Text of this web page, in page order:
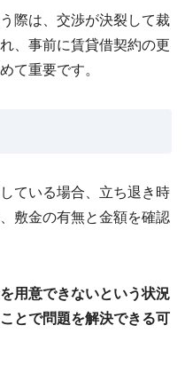
際は、交渉が決裂して裁
、事前に賃貸借契約の更
て重要です。
ている場合、立ち退き時
敷金の有無と金額を確認
用意できないという状況
とで問題を解決できる可